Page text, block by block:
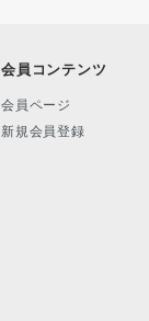
会員コンテンツ
会員ページ
新規会員登録